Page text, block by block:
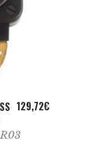
129,72€